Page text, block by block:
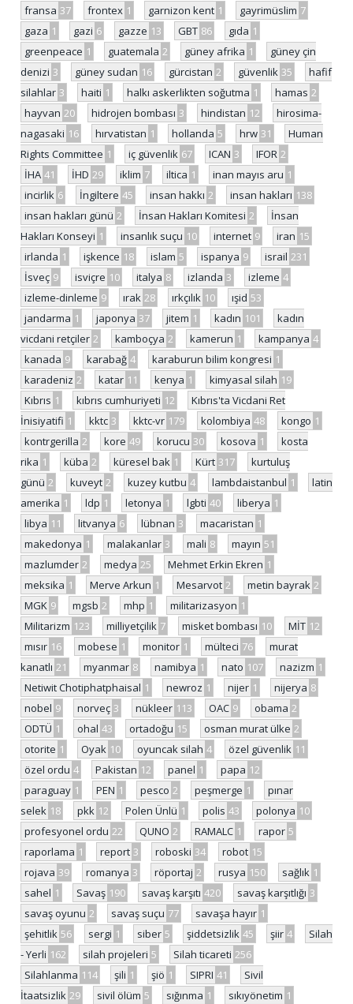
fransa 37 frontex 1 garnizon kent 1 gayrimüslim 7
gaza 1 gazi 6 gazze 13 GBT 86 gıda 1
greenpeace 1 guatemala 2 güney afrika 1
güney çin
denizi 3 güney sudan 16 gürcistan 2 güvenlik 35
hafif
silahlar 3 haiti 1 halkı askerlikten soğutma 1 hamas 2
hayvan 20 hidrojen bombası 3 hindistan 12
hirosima-
nagasaki 16 hırvatistan 1 hollanda 5 hrw 31
Human
Rights Committee 1 iç güvenlik 67 ICAN 3 IFOR 2
İHA 41 İHD 29 iklim 7 iltica 1 inan mayıs aru 1
incirlik 6 İngiltere 45 insan hakkı 2 insan hakları 138
insan hakları günü 2 İnsan Hakları Komitesi 2
İnsan
Hakları Konseyi 1 insanlık suçu 10 internet 9 iran 15
irlanda 1 işkence 18 islam 5 ispanya 9 israil 231
İsveç 9 isviçre 10 italya 8 izlanda 3 izleme 4
izleme-dinleme 9 ırak 28 ırkçılık 10 ışid 53
jandarma 1 japonya 37 jitem 1 kadın 101
kadın
vicdani retçiler 2 kamboçya 2 kamerun 1 kampanya 4
kanada 9 karabağ 4 karaburun bilim kongresi 1
karadeniz 2 katar 11 kenya 1 kimyasal silah 19
Kıbrıs 1 kıbrıs cumhuriyeti 12
Kıbrıs'ta Vicdani Ret
İnisiyatifi 1 kktc 3 kktc-vr 179 kolombiya 48 kongo 1
kontrgerilla 2 kore 49 korucu 30 kosova 1
kosta
rika 1 küba 2 küresel bak 1 Kürt 317
kurtuluş
günü 2 kuveyt 2 kuzey kutbu 4 lambdaistanbul 1
latin
amerika 1 ldp 1 letonya 1 lgbti 40 liberya 1
libya 11 litvanya 6 lübnan 3 macaristan 1
makedonya 1 malakanlar 3 mali 8 mayın 51
mazlumder 2 medya 25 Mehmet Erkin Ekren 1
meksika 1 Merve Arkun 1 Mesarvot 2 metin bayrak 2
MGK 9 mgsb 2 mhp 1 militarizasyon 1
Militarizm 123 milliyetçilik 7 misket bombası 10 MİT 12
mısır 16 mobese 1 monitor 1 mülteci 76
murat
kanatlı 21 myanmar 8 namibya 1 nato 107 nazizm 1
Netiwit Chotiphatphaisal 1 newroz 1 nijer 1 nijerya 8
nobel 9 norveç 3 nükleer 113 OAC 9 obama 2
ODTÜ 1 ohal 43 ortadoğu 15 osman murat ülke 2
otorite 1 Oyak 10 oyuncak silah 4 özel güvenlik 11
özel ordu 4 Pakistan 12 panel 1 papa 12
paraguay 1 PEN 1 pesco 2 peşmerge 1
pınar
selek 18 pkk 12 Polen Ünlü 1 polis 43 polonya 10
profesyonel ordu 22 QUNO 2 RAMALC 1 rapor 5
raporlama 1 report 3 roboski 34 robot 15
rojava 39 romanya 3 röportaj 2 rusya 150 sağlık 1
sahel 1 Savaş 190 savaş karşıtı 420 savaş karşıtlığı 3
savaş oyunu 2 savaş suçu 77 savaşa hayır 1
şehitlik 56 sergi 1 siber 5 şiddetsizlik 45 şiir 4
Silah
- Yerli 162 silah projeleri 5 Silah ticareti 256
Silahlanma 114 şili 1 şiö 1 SIPRI 41
Sivil
İtaatsizlik 29 sivil ölüm 5 sığınma 1 sıkıyönetim 1